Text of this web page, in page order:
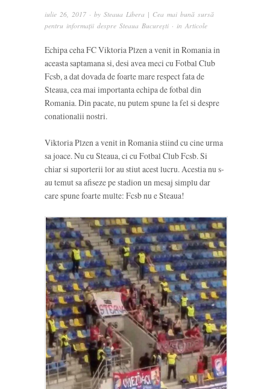
iulie 26, 2017 · by Steaua Libera | Cea mai bună sursă
pentru informații despre Steaua București · in Articole
Echipa ceha FC Viktoria Plzen a venit in Romania in
aceasta saptamana si, desi avea meci cu Fotbal Club
Fcsb, a dat dovada de foarte mare respect fata de
Steaua, cea mai importanta echipa de fotbal din
Romania. Din pacate, nu putem spune la fel si despre
conationalii nostri.
Viktoria Plzen a venit in Romania stiind cu cine urma
sa joace. Nu cu Steaua, ci cu Fotbal Club Fcsb. Si
chiar si suporterii lor au stiut acest lucru. Acestia nu s-
au temut sa afiseze pe stadion un mesaj simplu dar
care spune foarte multe: Fcsb nu e Steaua!